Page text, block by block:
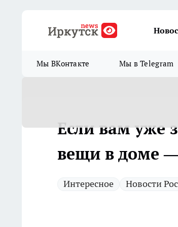
Мы ВКонтакте Мы в Telegram
Если вам уже
вещи в доме
Интересное Новости